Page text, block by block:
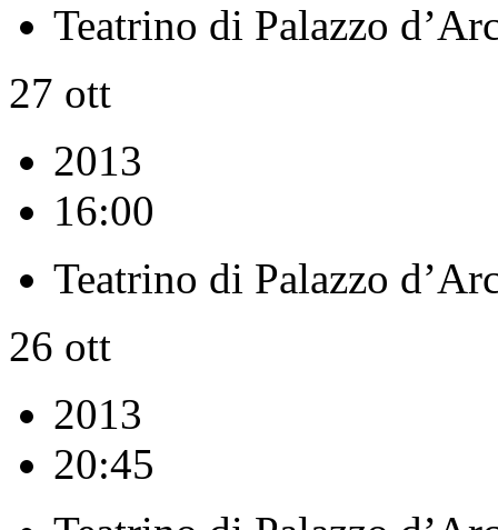
Teatrino di Palazzo
27 ott
2013
16:00
Teatrino di Palazzo
26 ott
2013
20:45